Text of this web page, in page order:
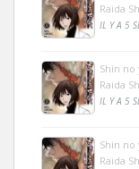
Raida
IL Y A 5
Shin no
Raida
IL Y A 5
Shin no
Raida